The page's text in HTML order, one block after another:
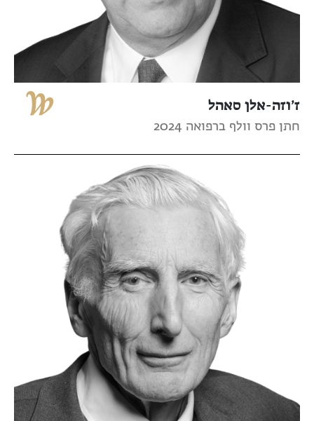
ז’וזה-אלן סאהל
חתן פרס וולף ברפואה 2024